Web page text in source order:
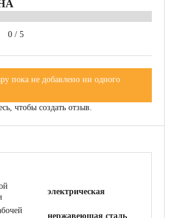
0 / 5
пока не добавлено ни одного
чтобы создать отзыв.
электрическая
нержавеющая сталь